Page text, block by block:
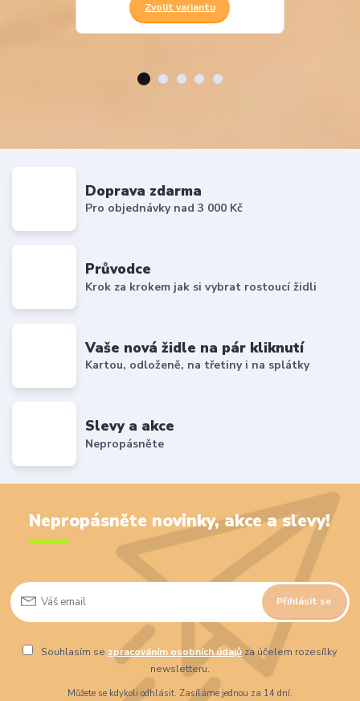
Zvolit variantu
Doprava zdarma
Pro objednávky nad 3 000 Kč
Průvodce
Krok za krokem jak si vybrat rostoucí židli
Vaše nová židle na pár kliknutí
Kartou, odloženě, na třetiny i na splátky
Slevy a akce
Nepropásněte
Nepropásněte novinky, akce a slevy!
Přihlásit se
Souhlasím se zpracováním osobních údajů za účelem rozesílky
newsletteru.
Můžete se kdykoli odhlásit. Zasíláme jednou za 14 dní.